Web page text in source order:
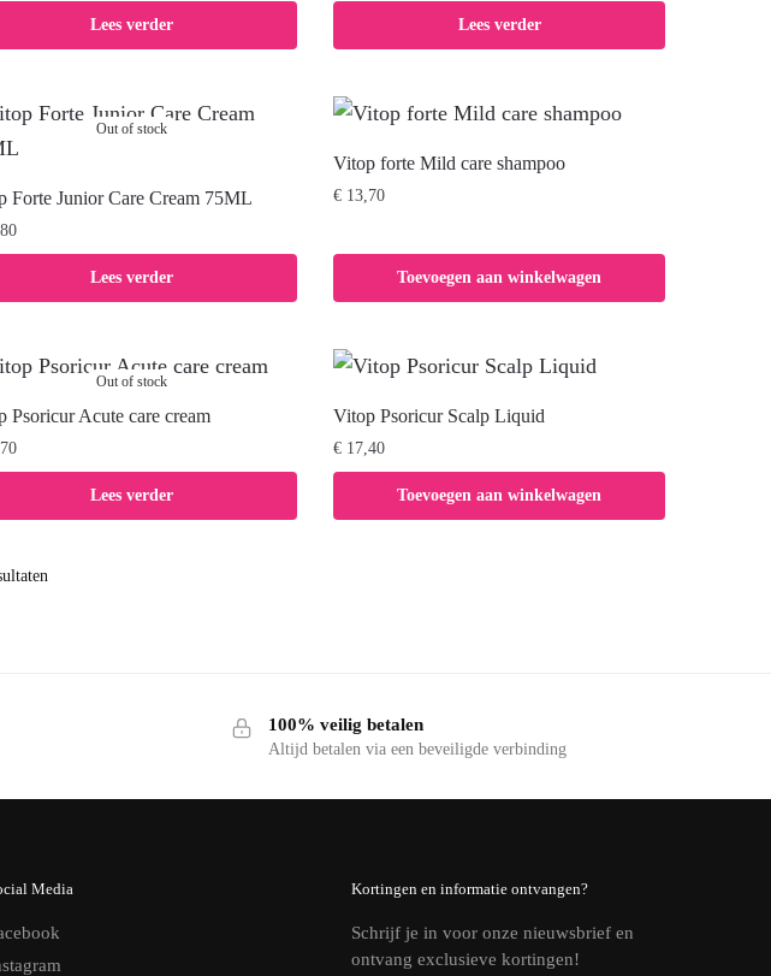
Lees verder Lees verder
Out of stock
Forte Junior Care Cream 75ML
Lees verder
Vitop forte Mild care shampoo
€ 13,70
Toevoegen aan winkelwagen
Out of stock
Psoricur Acute care cream
Lees verder
Vitop Psoricur Scalp Liquid
€ 17,40
Toevoegen aan winkelwagen
100% veilig betalen
Altijd betalen via een beveiligde verbinding
Media Kortingen en informatie ontvangen?
Schrijf je in voor onze nieuwsbrief en
ontvang exclusieve kortingen!